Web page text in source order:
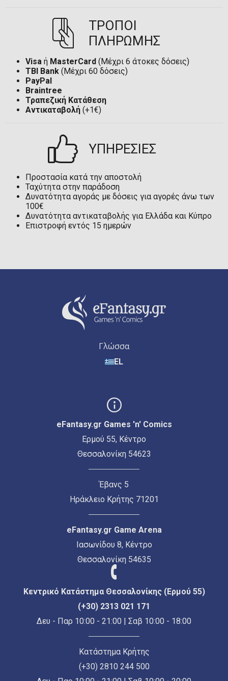
ΤΡΟΠΟΙ
ΠΛΗΡΩΜΗΣ
Visa ή MasterCard (Μέχρι 6 άτοκες δόσεις)
TBI Bank (Μέχρι 60 δόσεις)
PayPal
Braintree
Τραπεζική Κατάθεση
Αντικαταβολή (+1€)
ΥΠΗΡΕΣΙΕΣ
Προστασία κατά την αποστολή
Ταχύτητα στην παράδοση
Δυνατότητα αγοράς με δόσεις για αγορές άνω των
100€
Δυνατότητα αντικαταβολής για Ελλάδα και Κύπρο
Επιστροφή εντός 15 ημερών
Γλώσσα
EL
eFantasy.gr Games 'n' Comics
Ερμού 55, Κέντρο
Θεσσαλονίκη 54623
Έβανς 5
Ηράκλειο Κρήτης 71201
eFantasy.gr Game Arena
Ιασωνίδου 8, Κέντρο
Θεσσαλονίκη 54635
Κεντρικό Κατάστημα Θεσσαλονίκης (Ερμού 55)
(+30) 2313 021 171
Δευ - Παρ 10:00 - 21:00 | Σαβ 10:00 - 18:00
Κατάστημα Κρήτης
(+30) 2810 244 500